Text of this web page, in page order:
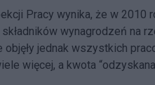
Pracy wynika, że w 2010
składników wynagrodzeń na
jednak wszystkich
więcej, a kwota